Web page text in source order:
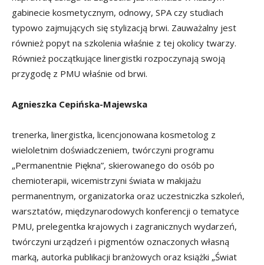
gabinecie kosmetycznym, odnowy, SPA czy studiach
typowo zajmujących się stylizacją brwi. Zauważalny jest
również popyt na szkolenia właśnie z tej okolicy twarzy.
Również początkujące linergistki rozpoczynają swoją
przygodę z PMU właśnie od brwi.
Agnieszka Cepińska-Majewska
trenerka, linergistka, licencjonowana kosmetolog z
wieloletnim doświadczeniem, twórczyni programu
„Permanentnie Piękna”, skierowanego do osób po
chemioterapii, wicemistrzyni świata w makijażu
permanentnym, organizatorka oraz uczestniczka szkoleń,
warsztatów, międzynarodowych konferencji o tematyce
PMU, prelegentka krajowych i zagranicznych wydarzeń,
twórczyni urządzeń i pigmentów oznaczonych własną
marką, autorka publikacji branżowych oraz książki „Świat